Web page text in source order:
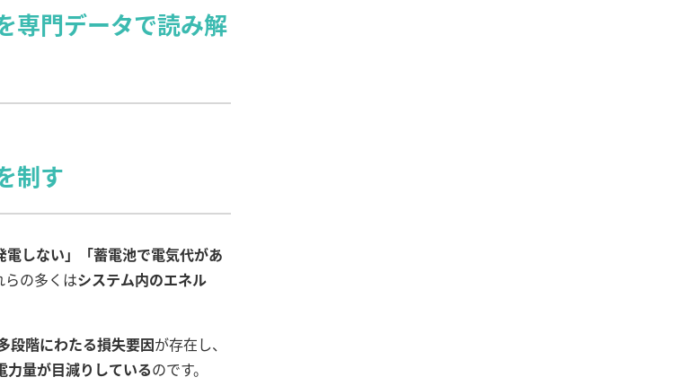
専門データで読み解
制す
電しない」「蓄電池で電気代があ
らの多くはシステム内のエネル
段階にわたる損失要因が存在し、
量が目減りしているのです。